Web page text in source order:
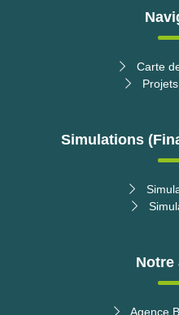
Carte
Simulations
Notre
Agence